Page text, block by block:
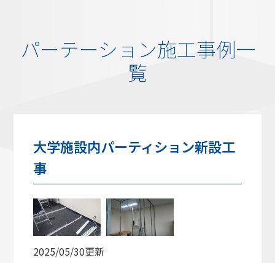
パーテーション施工事例一
覧
大学施設内パーティション新設工
事
2025/05/30更新